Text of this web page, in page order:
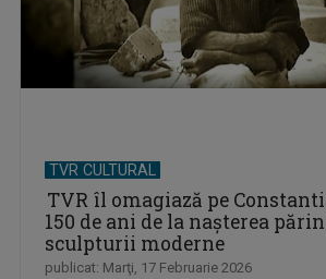
TVR CULTURAL
TVR îl omagiază pe
150 de ani de la nașterea
sculpturii moderne
publicat: Marţi, 17 Februarie 2026